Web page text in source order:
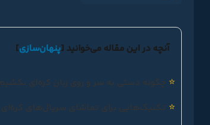
آنچه در این مقاله می‌خوانید [پنهان‌سازی]
⭐ چگونه دستی به سر و روی زبان کره‌ای
⭐ تکنیک‌هایی برای تماشای سریال‌های کره‌ای